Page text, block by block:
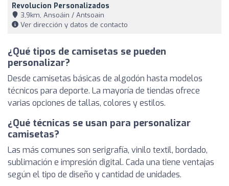
Revolucion Personalizados
3,9km, Ansoáin / Antsoain
Ver dirección y datos de contacto
¿Qué tipos de camisetas se pueden
personalizar?
Desde camisetas básicas de algodón hasta modelos
técnicos para deporte. La mayoría de tiendas ofrece
varias opciones de tallas, colores y estilos.
¿Qué técnicas se usan para personalizar
camisetas?
Las más comunes son serigrafía, vinilo textil, bordado,
sublimación e impresión digital. Cada una tiene ventajas
según el tipo de diseño y cantidad de unidades.